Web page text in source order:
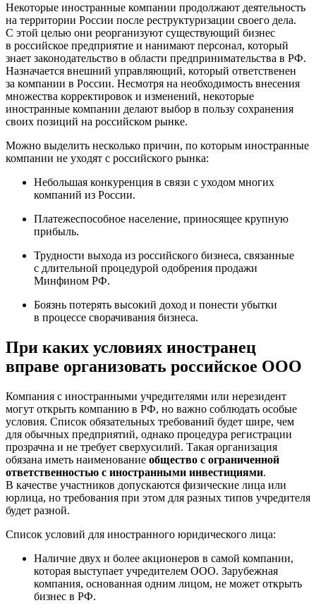
Некоторые иностранные компании продолжают деятельность
на территории России после реструктуризации своего дела.
С этой целью они реорганизуют существующий бизнес
в российское предприятие и нанимают персонал, который
знает законодательство в области предпринимательства в РФ.
Назначается внешний управляющий, который ответственен
за компании в России. Несмотря на необходимость внесения
множества корректировок и изменений, некоторые
иностранные компании делают выбор в пользу сохранения
своих позиций на российском рынке.
Можно выделить несколько причин, по которым иностранные
компании не уходят с российского рынка:
Небольшая конкуренция в связи с уходом многих
компаний из России.
Платежеспособное население, приносящее крупную
прибыль.
Трудности выхода из российского бизнеса, связанные
с длительной процедурой одобрения продажи
Минфином РФ.
Боязнь потерять высокий доход и понести убытки
в процессе сворачивания бизнеса.
При каких условиях иностранец
вправе организовать российское ООО
Компания с иностранными учредителями или нерезидент
могут открыть компанию в РФ, но важно соблюдать особые
условия. Список обязательных требований будет шире, чем
для обычных предприятий, однако процедура регистрации
прозрачна и не требует сверхусилий. Такая организация
обязана иметь наименование общество с ограниченной
ответственностью с иностранными инвестициями.
В качестве участников допускаются физические лица или
юрлица, но требования при этом для разных типов учредителя
будет разной.
Список условий для иностранного юридического лица:
Наличие двух и более акционеров в самой компании,
которая выступает учредителем ООО. Зарубежная
компания, основанная одним лицом, не может открыть
бизнес в РФ.